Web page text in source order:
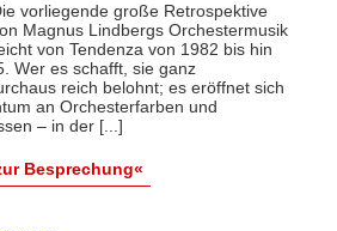
vorliegende große Retrospektive
Magnus Lindbergs Orchestermusik
von Tendenza von 1982 bis hin
Wer es schafft, sie ganz
reich belohnt; es eröffnet sich
an Orchesterfarben und
– in der [...]
Besprechung«